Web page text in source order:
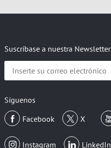
Suscríbase a nuestra Newsletter
electrónico
Síguenos
Facebook
X
Instagram LinkedIn